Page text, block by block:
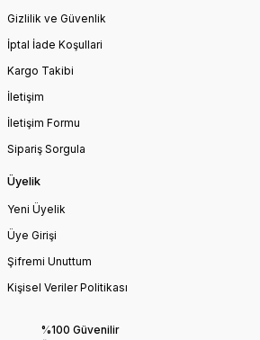
Gizlilik ve Güvenlik
İptal İade Koşullari
Kargo Takibi
İletişim
İletişim Formu
Sipariş Sorgula
Üyelik
Yeni Üyelik
Üye Girişi
Şifremi Unuttum
Kişisel Veriler Politikası
%100 Güvenilir